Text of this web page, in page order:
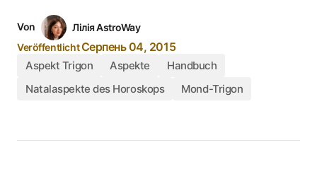
Von
Лілія AstroWay
VeröffentlichtСерпень 04, 2015
Aspekt Trigon Aspekte
Handbuch
Natalaspekte des Horoskops
Mond-Trigon